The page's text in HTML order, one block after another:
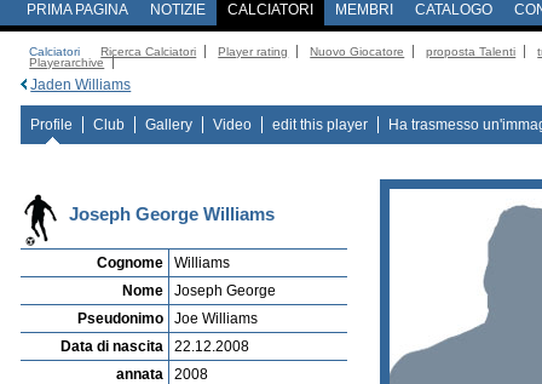
PRIMA PAGINA NOTIZIE CALCIATORI MEMBRI CATALOGO
Calciatori Ricerca Calciatori Player rating Nuovo Giocatore proposta Talenti
Playerarchive
Jaden Williams
Profile Club Gallery Video edit this player Ha trasmesso
Joseph George Williams
Cognome
Williams
Nome
Joseph George
Pseudonimo
Joe Williams
Data di nascita
22.12.2008
annata
2008